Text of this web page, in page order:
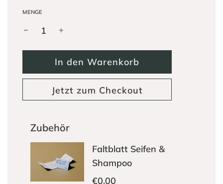
MENGE
W
i
r
d
e
d
e
In den Warenkorb
Jetzt zum Checkout
Zubehör